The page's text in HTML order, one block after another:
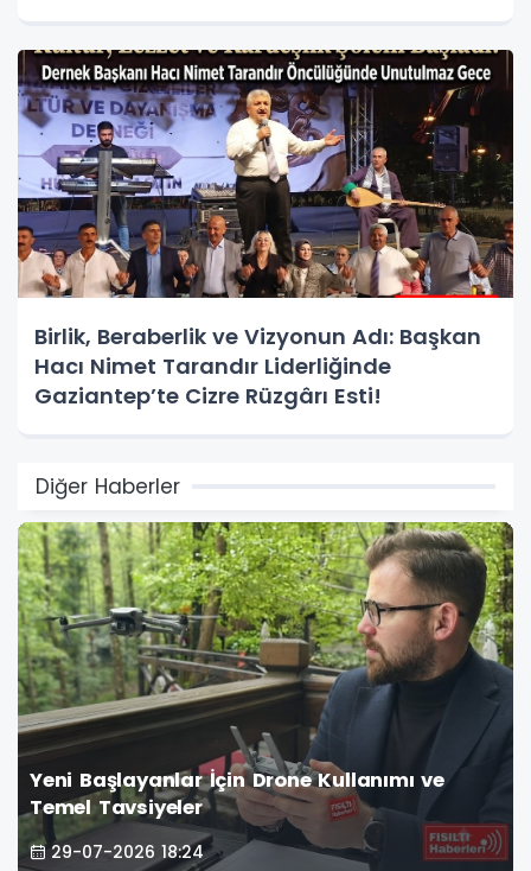
Birlik, Beraberlik ve Vizyonun Adı: Başkan
Hacı Nimet Tarandır Liderliğinde
Gaziantep’te Cizre Rüzgârı Esti!
Diğer Haberler
Yeni Başlayanlar İçin Drone Kullanımı ve
Temel Tavsiyeler
29-07-2026 18:24